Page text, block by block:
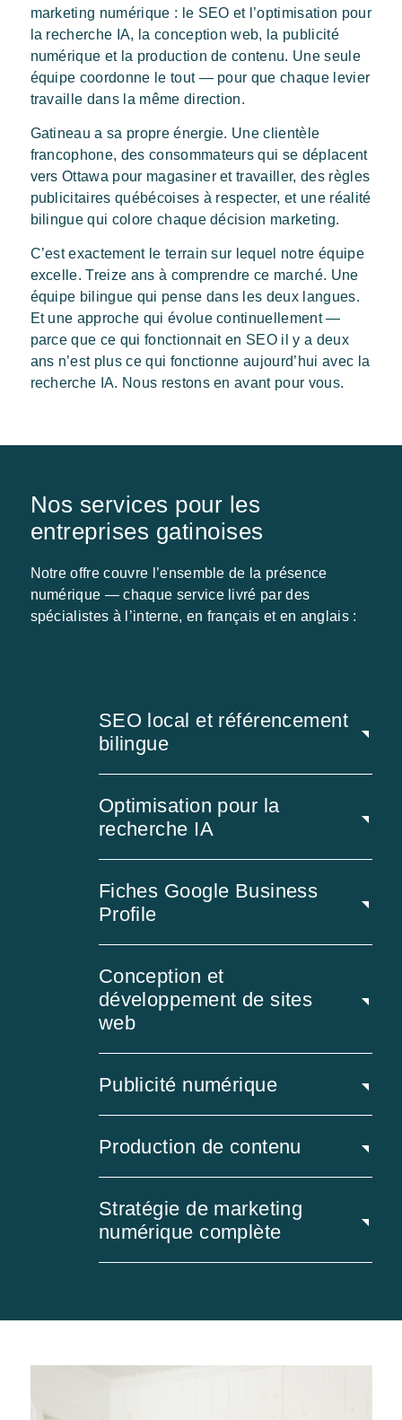
marketing numérique : le SEO et l’optimisation pour
la recherche IA, la conception web, la publicité
numérique et la production de contenu. Une seule
équipe coordonne le tout — pour que chaque levier
travaille dans la même direction.
Gatineau a sa propre énergie. Une clientèle
francophone, des consommateurs qui se déplacent
vers Ottawa pour magasiner et travailler, des règles
publicitaires québécoises à respecter, et une réalité
bilingue qui colore chaque décision marketing.
C’est exactement le terrain sur lequel notre équipe
excelle. Treize ans à comprendre ce marché. Une
équipe bilingue qui pense dans les deux langues.
Et une approche qui évolue continuellement —
parce que ce qui fonctionnait en SEO il y a deux
ans n’est plus ce qui fonctionne aujourd’hui avec la
recherche IA. Nous restons en avant pour vous.
Nos services pour les
entreprises gatinoises
Notre offre couvre l’ensemble de la présence
numérique — chaque service livré par des
spécialistes à l’interne, en français et en anglais :
SEO local et référencement
bilingue
Optimisation pour la
recherche IA
Fiches Google Business
Profile
Conception et
développement de sites
web
Publicité numérique
Production de contenu
Stratégie de marketing
numérique complète